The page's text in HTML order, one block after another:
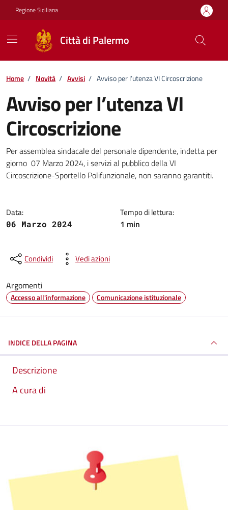
Vai ai contenuti
Vai al footer
Regione Siciliana
Città di Palermo
Home / Novità / Avvisi / Avviso per l’utenza VI Circoscrizione
Avviso per l’utenza VI
Circoscrizione
Dettagli della notizia
Per assemblea sindacale del personale dipendente, indetta per
giorno 07 Marzo 2024, i servizi al pubblico della VI
Circoscrizione-Sportello Polifunzionale, non saranno garantiti.
Data:
06 Marzo 2024
Tempo di lettura:
1 min
Condividi Vedi azioni
Argomenti
Accesso all'informazione Comunicazione istituzionale
INDICE DELLA PAGINA
Descrizione
A cura di